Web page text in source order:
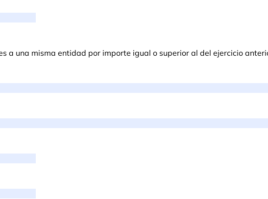
a una misma entidad por importe igual o superior al del ejercicio